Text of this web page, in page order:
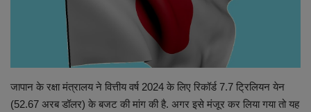
शिक्षा एवं रोजगार
धर्म एवं ज्योतिष
जापान के रक्षा मंत्रालय ने वित्तीय वर्ष 2024 के लिए रिकॉर्ड 7.7 ट्रिलियन येन
(52.67 अरब डॉलर) के बजट की मांग की है. अगर इसे मंजूर कर लिया गया तो यह